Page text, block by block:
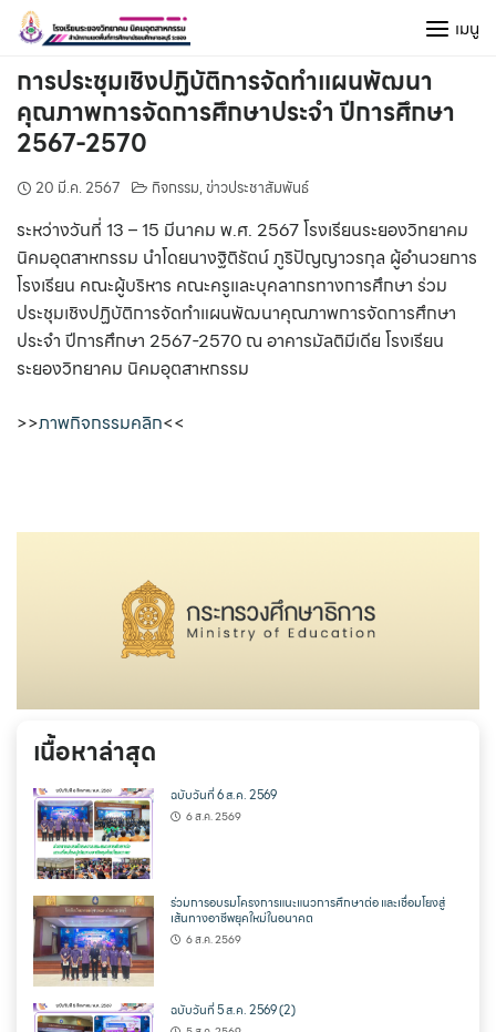
Skip
content
เมนู
การประชุมเชิงปฏิบัติการจัดทำแผนพัฒนา
คุณภาพการจัดการศึกษาประจำ ปีการศึกษา
2567-2570
20 มี.ค. 2567 กิจกรรม,ข่าวประชาสัมพันธ์
ระหว่างวันที่ 13 – 15 มีนาคม พ.ศ. 2567 โรงเรียนระยองวิทยาคม
นิคมอุตสาหกรรม นำโดยนางฐิติรัตน์ ภูริปัญญาวรกุล ผู้อำนวยการ
โรงเรียน คณะผู้บริหาร คณะครูและบุคลากรทางการศึกษา ร่วม
ประชุมเชิงปฏิบัติการจัดทำแผนพัฒนาคุณภาพการจัดการศึกษา
ประจำ ปีการศึกษา 2567-2570 ณ อาคารมัลติมีเดีย โรงเรียน
ระยองวิทยาคม นิคมอุตสาหกรรม
>>ภาพกิจกรรมคลิก<<
เนื้อหาล่าสุด
ฉบับวันที่ 6 ส.ค. 2569
6 ส.ค. 2569
ร่วมการอบรมโครงการแนะแนวการศึกษาต่อ และเชื่อมโยงสู่
เส้นทางอาชีพยุคใหม่ในอนาคต
6 ส.ค. 2569
ฉบับวันที่ 5 ส.ค. 2569 (2)